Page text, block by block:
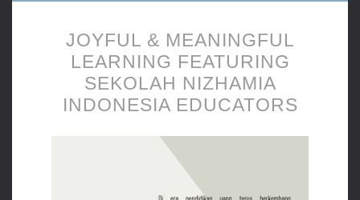
JOYFUL & MEANINGFUL
LEARNING FEATURING
SEKOLAH NIZHAMIA
INDONESIA EDUCATORS